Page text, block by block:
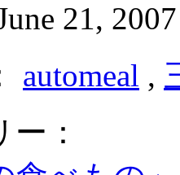
21,
automeal ,
：